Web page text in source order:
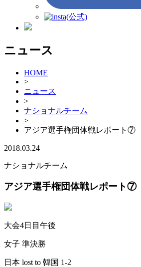
(公式)
ニュース
HOME
>
ニュース
>
ナショナルチーム
>
アジア選手権団体戦レポート⑦
2018.03.24
ナショナルチーム
アジア選手権団体戦レポート⑦
大会4日目午後
女子 準決勝
日本 lost to 韓国 1-2